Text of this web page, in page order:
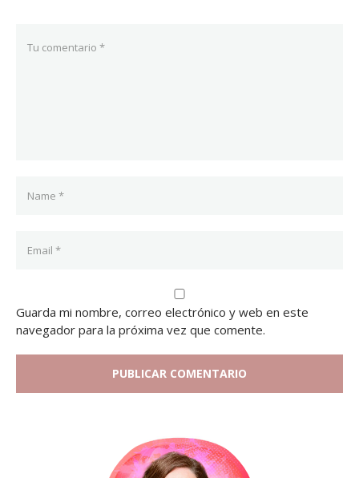
Guarda mi nombre, correo electrónico y web en este
navegador para la próxima vez que comente.